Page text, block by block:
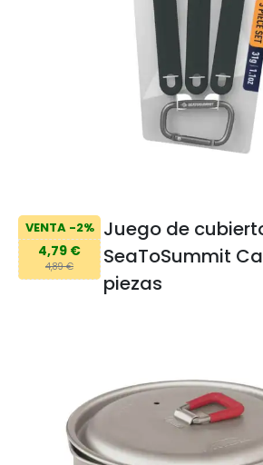
VENTA -2%
4,79 €
4,89 €
Juego de
SeaToSummit
piezas